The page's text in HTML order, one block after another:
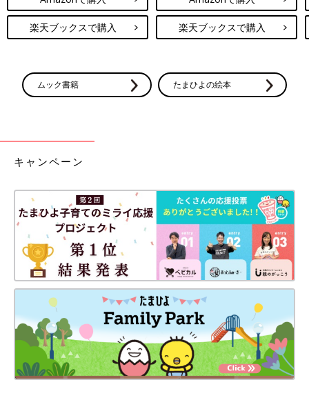
楽天ブックスで購入 楽天ブックスで購入
ムック書籍 たまひよの絵本
キャンペーン